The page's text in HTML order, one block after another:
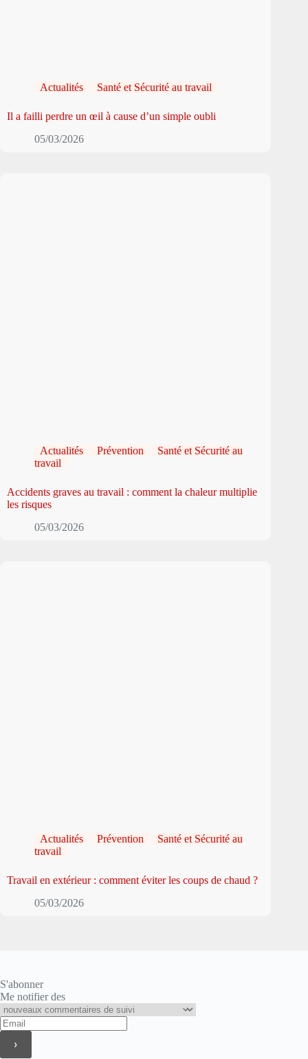
Actualités Santé et Sécurité au travail
Il a failli perdre un œil à cause d’un simple oubli
05/03/2026
Actualités Prévention
Santé et Sécurité au
travail
Accidents graves au travail : comment la chaleur multiplie
les risques
05/03/2026
Actualités Prévention
Santé et Sécurité au
travail
Travail en extérieur : comment éviter les coups de chaud ?
05/03/2026
S'abonner
Me notifier des